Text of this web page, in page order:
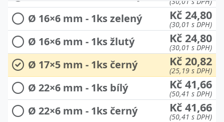
Ø 16×6 mm - 1ks zelený Kč 24,80
(30,01 s DPH)
Ø 16×6 mm - 1ks žlutý Kč 24,80
(30,01 s DPH)
Ø 17×5 mm - 1ks černý Kč 20,82
(25,19 s DPH)
Ø 22×6 mm - 1ks bílý Kč 41,66
(50,41 s DPH)
Ø 22×6 mm - 1ks černý Kč 41,66
(50,41 s DPH)